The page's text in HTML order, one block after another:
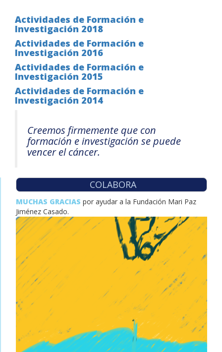
Actividades de Formación e
Investigación 2018
Actividades de Formación e
Investigación 2016
Actividades de Formación e
Investigación 2015
Actividades de Formación e
Investigación 2014
Creemos firmemente que con
formación e investigación se puede
vencer el cáncer.
COLABORA
MUCHAS GRACIAS por ayudar a la Fundación Mari Paz
Jiménez Casado.